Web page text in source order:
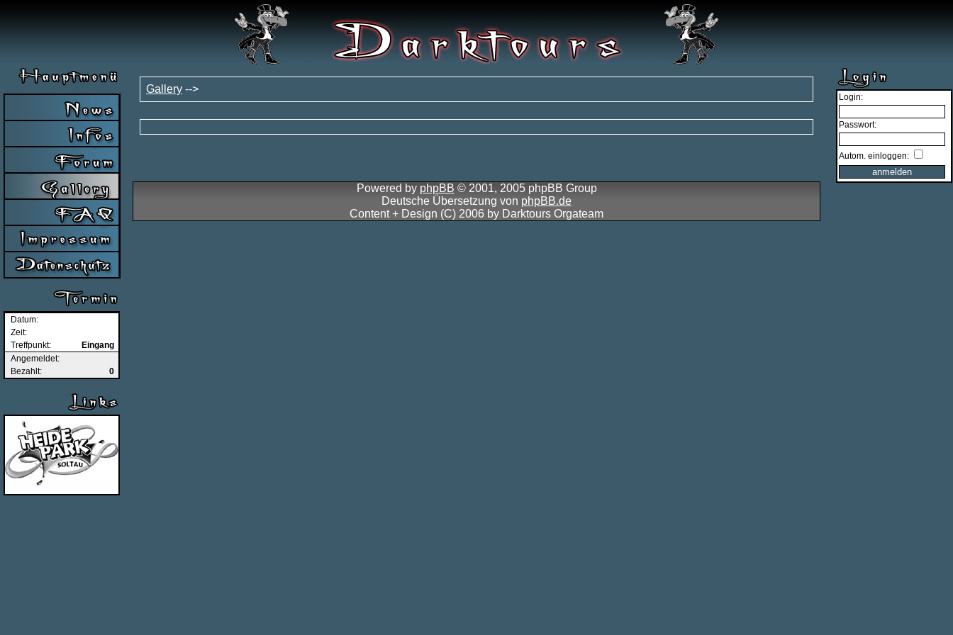
Datum:
Zeit:
Treffpunkt:
Eingang
Angemeldet:
Bezahlt:
0
Login:
Passwort:
Autom. einloggen:
Gallery -->
Powered by phpBB © 2001, 2005 phpBB Group
Deutsche Übersetzung von phpBB.de
Content + Design (C) 2006 by Darktours Orgateam